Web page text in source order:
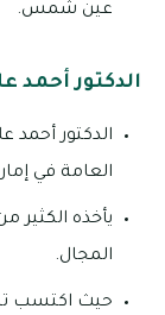
عين شمس.
الدكتور أحمد
الدكتور أحمد
العامة في
يأخذه الكثير
المجال.
حيث اكتسب